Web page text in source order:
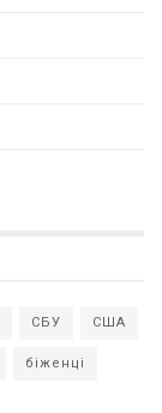
СБУ США
біженці